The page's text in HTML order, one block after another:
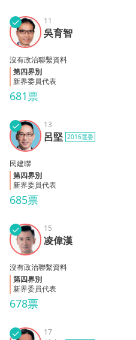
吳育
智
✓
681票
11
吳育智
沒有政治聯繫資料
第四界別
新界委員代表
呂堅
✓
685票
13
呂堅 2016選委
民建聯
第四界別
新界委員代表
凌偉
漢
✓
678票
15
凌偉漢
沒有政治聯繫資料
第四界別
新界委員代表
✓ 17